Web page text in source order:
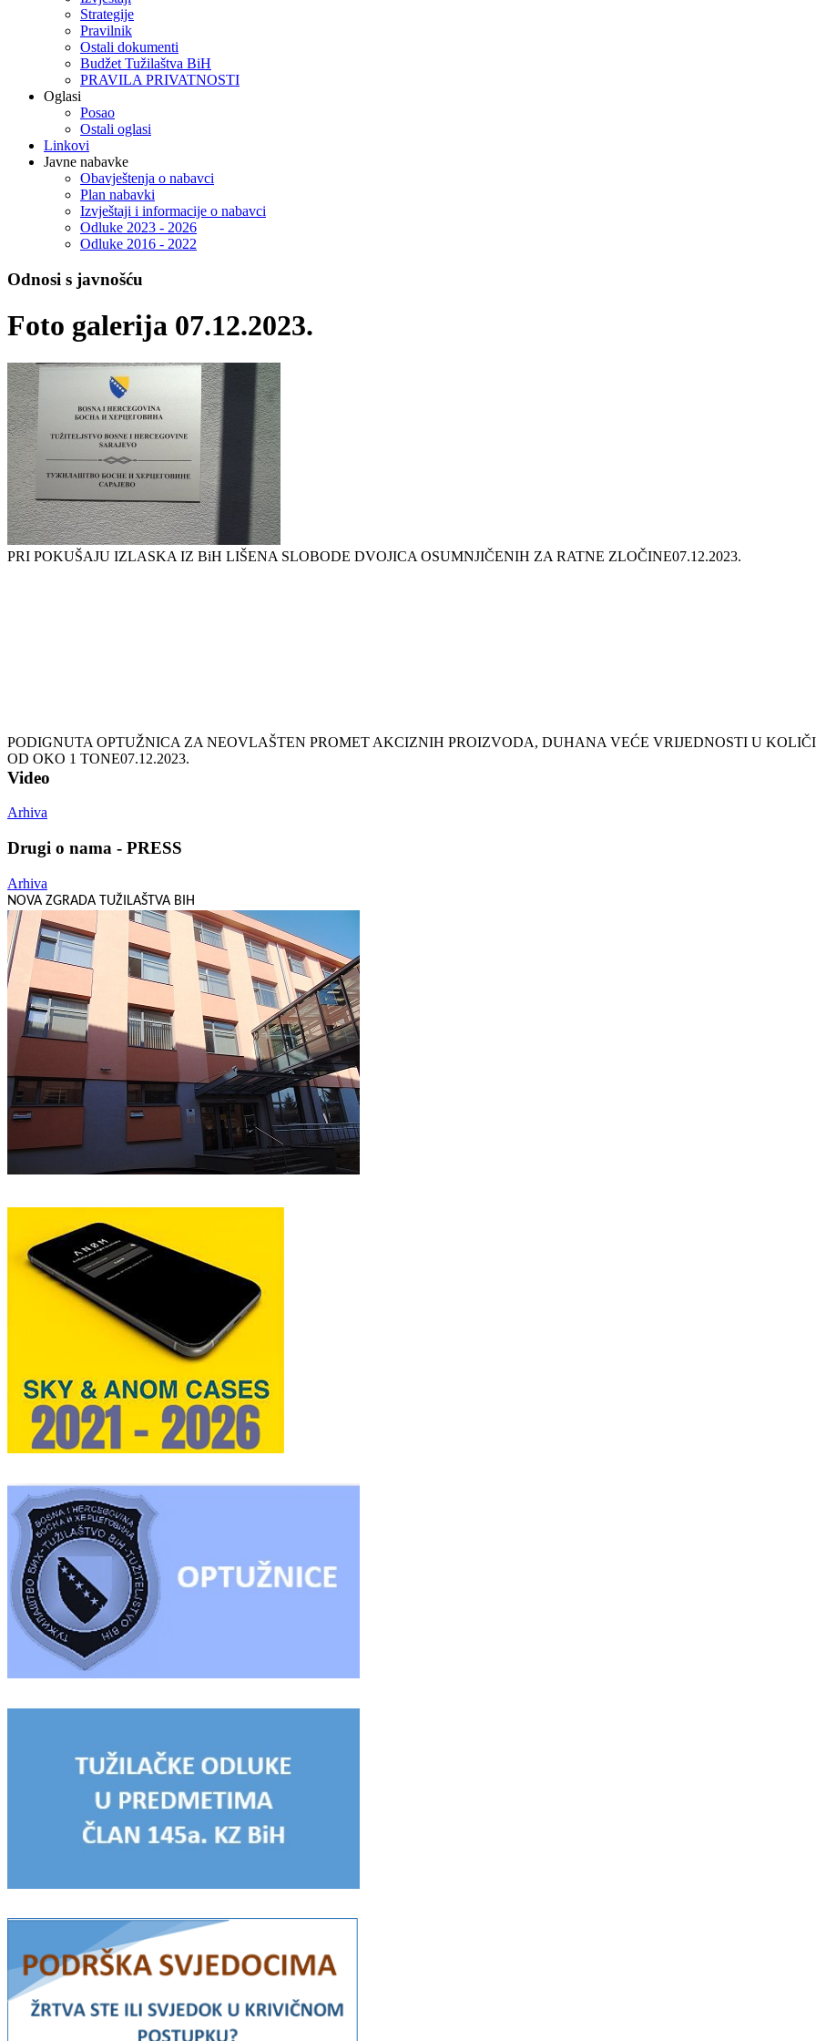
Strategije
Pravilnik
Ostali dokumenti
Budžet Tužilaštva BiH
PRAVILA PRIVATNOSTI
Oglasi
Posao
Ostali oglasi
Linkovi
Javne nabavke
Obavještenja o nabavci
Plan nabavki
Izvještaji i informacije o nabavci
Odluke 2023 - 2026
Odluke 2016 - 2022
Odnosi s javnošću
Foto galerija 07.12.2023.
PRI POKUŠAJU IZLASKA IZ BiH LIŠENA SLOBODE DVOJICA OSUMNJIČENIH ZA RATNE ZLOČINE07.12.2023.
PODIGNUTA OPTUŽNICA ZA NEOVLAŠTEN PROMET AKCIZNIH PROIZVODA, DUHANA VEĆE VRIJEDNOSTI U
OD OKO 1 TONE07.12.2023.
Video
Arhiva
Drugi o nama - PRESS
Arhiva
NOVA ZGRADA TUŽILAŠTVA BIH